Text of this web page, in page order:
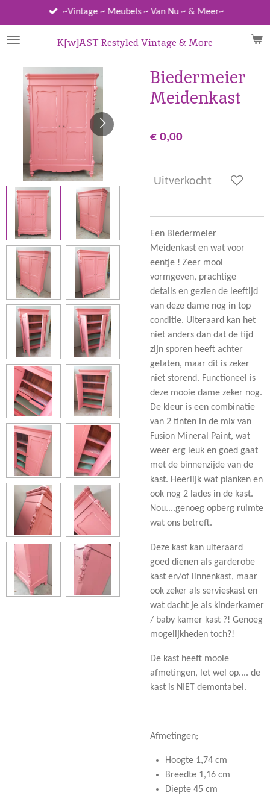
direct
naar
hoofdinhoud
K[w]AST Restyled Vintage & More
~Vintage ~ Meubels ~ Van Nu ~ & Meer~
Biedermeier
Meidenkast
€ 0,00
Uitverkocht
Een Biedermeier
Meidenkast en wat voor
eentje ! Zeer mooi
vormgeven, prachtige
details en gezien de leeftijd
van deze dame nog in top
conditie. Uiteraard kan het
niet anders dan dat de tijd
zijn sporen heeft achter
gelaten, maar dit is zeker
niet storend. Functioneel is
deze mooie dame zeker nog.
De kleur is een combinatie
van 2 tinten in de mix van
Fusion Mineral Paint, wat
weer erg leuk en goed gaat
met de binnenzijde van de
kast. Heerlijk wat planken en
ook nog 2 lades in de kast.
Nou....genoeg opberg ruimte
wat ons betreft.
Deze kast kan uiteraard
goed dienen als garderobe
kast en/of linnenkast, maar
ook zeker als servieskast en
wat dacht je als kinderkamer
/ baby kamer kast ?! Genoeg
mogelijkheden toch?!
De kast heeft mooie
afmetingen, let wel op.... de
kast is NIET demontabel.
Afmetingen;
Hoogte 1,74 cm
Breedte 1,16 cm
Diepte 45 cm